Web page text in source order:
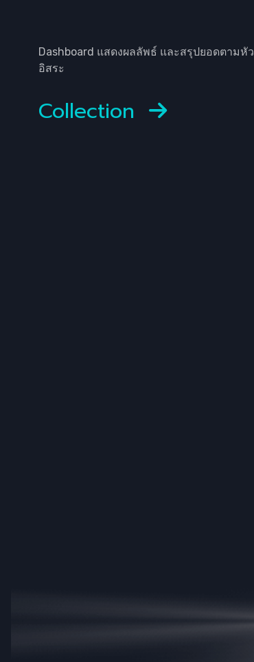
Dashboard แสดงผลลัพธ์ และสรุปยอดตาม
อิสระ
Collection